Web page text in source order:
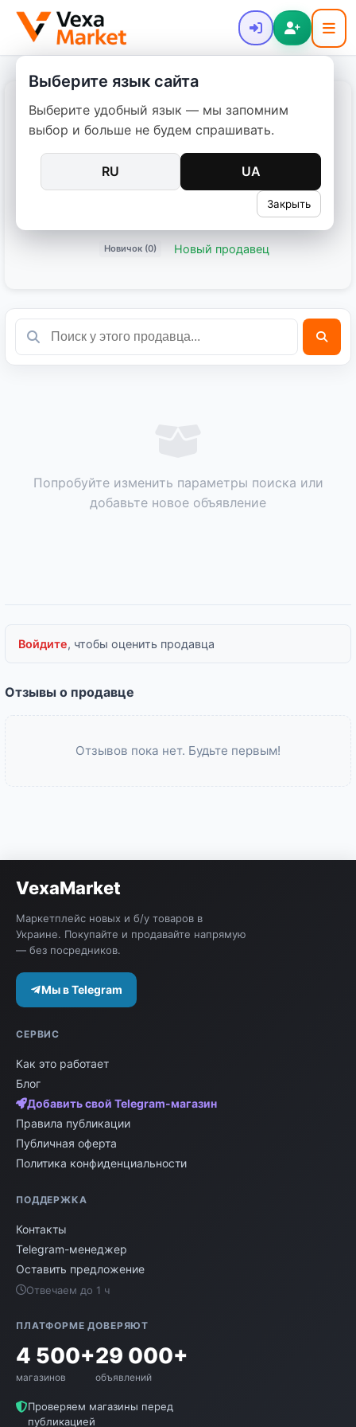
Выберите язык сайта
Выберите удобный язык — мы запомним
выбор и больше не будем спрашивать.
RU UA
Закрыть
Тимофій
Дата регистрации: 24.03.2026
0 объявлений
Новичок (0) Новый продавец
Попробуйте изменить параметры поиска или
добавьте новое объявление
Войдите, чтобы оценить продавца
Отзывы о продавце
Отзывов пока нет. Будьте первым!
VexaMarket
Маркетплейс новых и б/у товаров в
Украине. Покупайте и продавайте напрямую
— без посредников.
Мы в Telegram
СЕРВИС
Как это работает
Блог
Добавить свой Telegram-магазин
Правила публикации
Публичная оферта
Политика конфиденциальности
ПОДДЕРЖКА
Контакты
Telegram-менеджер
Оставить предложение
Отвечаем до 1 ч
ПЛАТФОРМЕ ДОВЕРЯЮТ
4 500+
магазинов
29 000+
объявлений
Проверяем магазины перед
публикацией